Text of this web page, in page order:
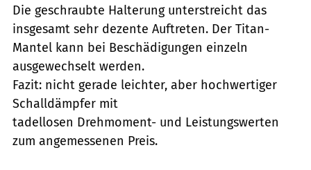
Die geschraubte Halterung unterstreicht das
insgesamt sehr dezente Auftreten. Der Titan-
Mantel kann bei Beschädigungen einzeln
ausgewechselt werden.
Fazit: nicht gerade leichter, aber hochwertiger
Schalldämpfer mit
tadellosen Drehmoment- und Leistungswerten
zum angemessenen Preis.